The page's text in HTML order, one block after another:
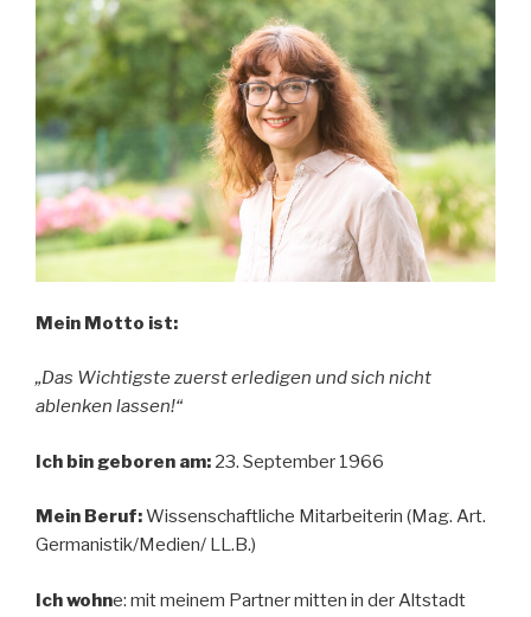
Mein Motto ist:
„Das Wichtigste zuerst erledigen und sich nicht
ablenken lassen!“
Ich bin geboren am: 23. September 1966
Mein Beruf:Wissenschaftliche Mitarbeiterin (Mag. Art.
Germanistik/Medien/ LL.B.)
Ich wohne: mit meinem Partner mitten in der Altstadt